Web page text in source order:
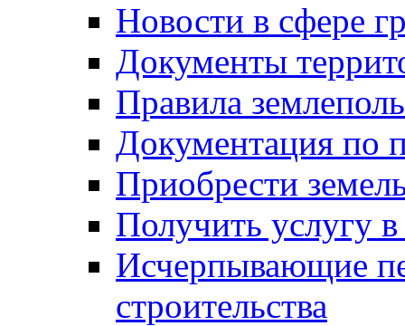
Новости в сфере
Документы
Правила
Документация по
Приобрести
Получить услугу в
Исчерпывающие
строительства